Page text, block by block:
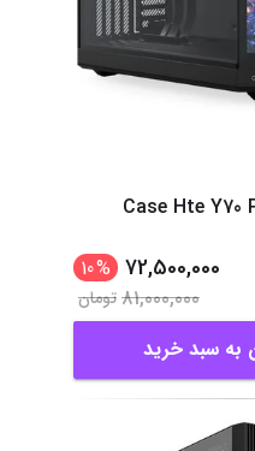
Case Hte
72,500,000
%
10
81,000,000تومان
به سبد خرید